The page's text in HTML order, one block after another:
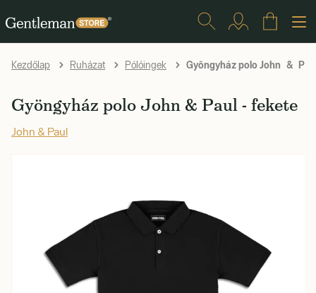
Kezdőlap Ruházat Pólóingek Gyöngyház polo John &
Gyöngyház polo John & Paul - fekete
John & Paul